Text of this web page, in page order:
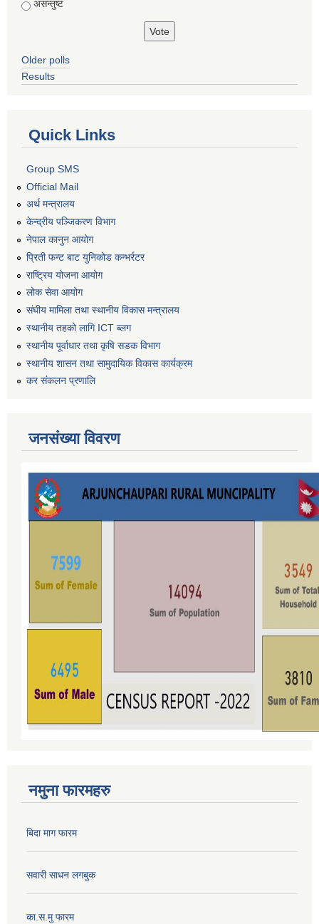
असन्तुष्ट
Older polls
Results
Quick Links
Group SMS
Official Mail
अर्थ मन्त्रालय
केन्द्रीय पञ्जिकरण विभाग
नेपाल कानुन आयोग
प्रिती फन्ट बाट युनिकोड कन्भर्रटर
राष्ट्रिय योजना आयोग
लोक सेवा आयोग
संघीय मामिला तथा स्थानीय विकास मन्त्रालय
स्थानीय तहको लागि ICT ब्लग
स्थानीय पूर्वाधार तथा कृषि सडक विभाग
स्थानीय शासन तथा सामुदायिक विकास कार्यक्रम
कर स‌ंकलन प्रणालि
जनसंख्या विवरण
नमुना फारमहरु
बिदा माग फारम
सवारी साधन लगबुक
का.स.मु फारम